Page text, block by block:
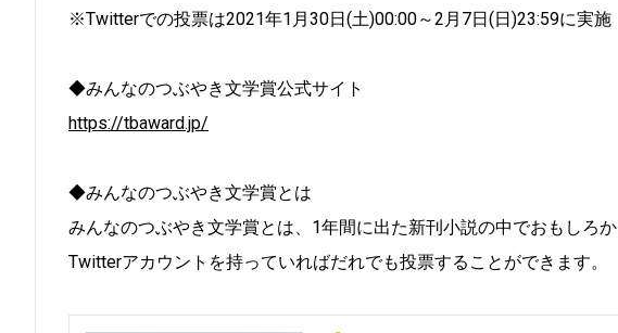
※Twitterでの投票は2021年1月30日(土)00:00～2月7日(日)23:59に実施
◆みんなのつぶやき文学賞公式サイト
https://tbaward.jp/
◆みんなのつぶやき文学賞とは
みんなのつぶやき文学賞とは、1年間に出た新刊小説の中でおもしろ
Twitterアカウントを持っていればだれでも投票することができます。